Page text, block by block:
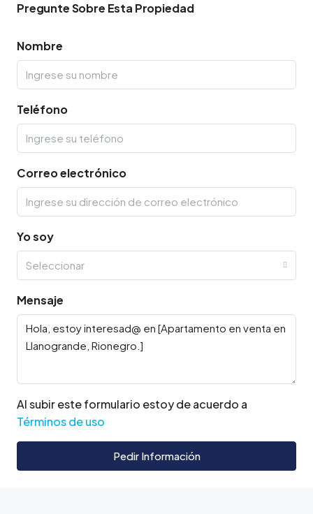
Pregunte Sobre Esta Propiedad
Nombre
Teléfono
Correo electrónico
Yo soy
Seleccionar
Mensaje
Al subir este formulario estoy de acuerdo a
Términos de uso
Pedir Información